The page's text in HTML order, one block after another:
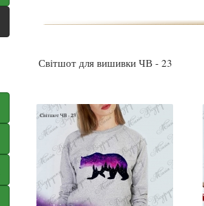
Світшот для вишивки ЧВ - 23